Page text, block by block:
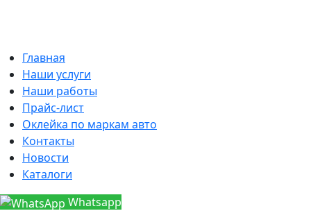
Главная
Наши услуги
Наши работы
Прайс-лист
Оклейка по маркам авто
Контакты
Новости
Каталоги
Whatsapp